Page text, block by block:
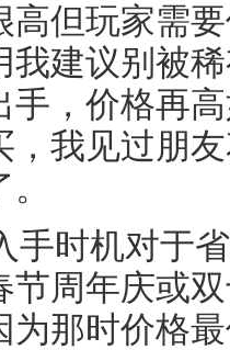
高但玩家需
我建议别被
手，价格再
，我见过朋
手时机对于
节周年庆或
为那时价格